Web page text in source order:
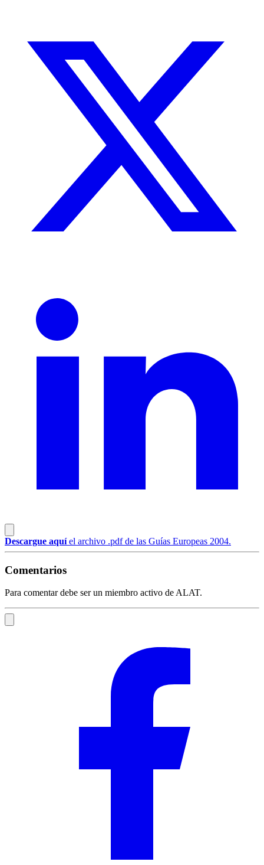
Descargue aquíel archivo .pdf de las Guías Europeas 2004.
Comentarios
Para comentar debe ser un miembro activo de ALAT.